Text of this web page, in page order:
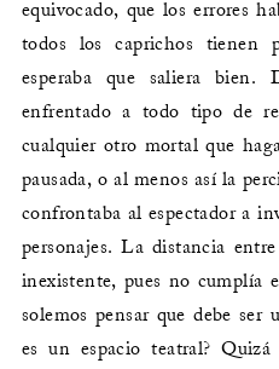
equivocado, que los errores
todos los caprichos tienen
esperaba que saliera bien.
enfrentado a todo tipo de
cualquier otro mortal que
pausada, o al menos así la
confrontaba al espectador a
personajes. La distancia
inexistente, pues no cumplía
solemos pensar que debe ser
es un espacio teatral?